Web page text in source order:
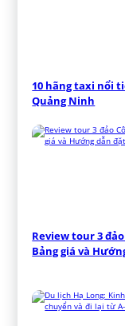
10 hãng taxi nổi
Quảng Ninh
Review tour 3 đảo
Bảng giá và